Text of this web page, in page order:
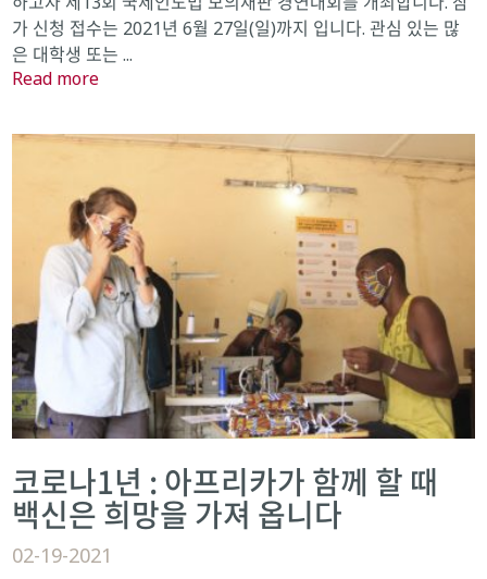
가 신청 접수는 2021년 6월 27일(일)까지 입니다. 관심 있는 많
은 대학생 또는 ...
Read more
코로나1년 : 아프리카가 함께 할 때
백신은 희망을 가져 옵니다
02-19-2021